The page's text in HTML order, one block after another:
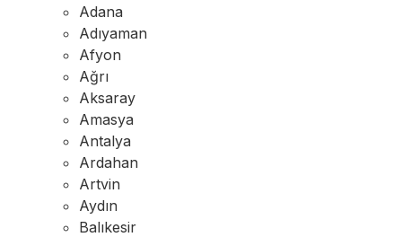
Adana
Adıyaman
Afyon
Ağrı
Aksaray
Amasya
Antalya
Ardahan
Artvin
Aydın
Balıkesir